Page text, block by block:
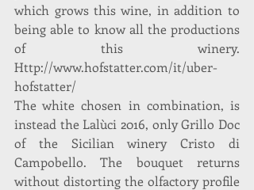
which grows this wine, in addition to
being able to know all the productions
of this winery.
Http://www.hofstatter.com/it/uber-
hofstatter/
The white chosen in combination, is
instead the Lalùci 2016, only Grillo Doc
of the Sicilian winery Cristo di
Campobello. The bouquet returns
without distorting the olfactory profile